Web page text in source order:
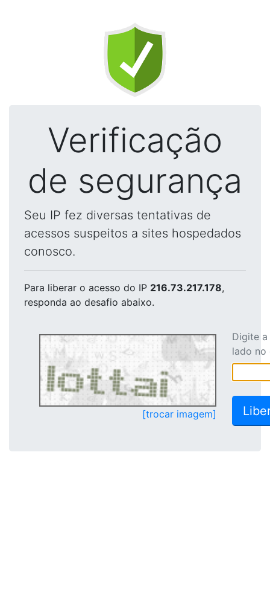
Verificação
de segurança
Seu IP fez diversas tentativas de
acessos suspeitos a sites hospedados
conosco.
Para liberar o acesso do IP 216.73.217.178,
responda ao desafio abaixo.
[trocar imagem]
Digite
lado no